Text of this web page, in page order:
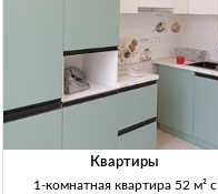
Квартиры
1-комнатная квартира 52 м² с